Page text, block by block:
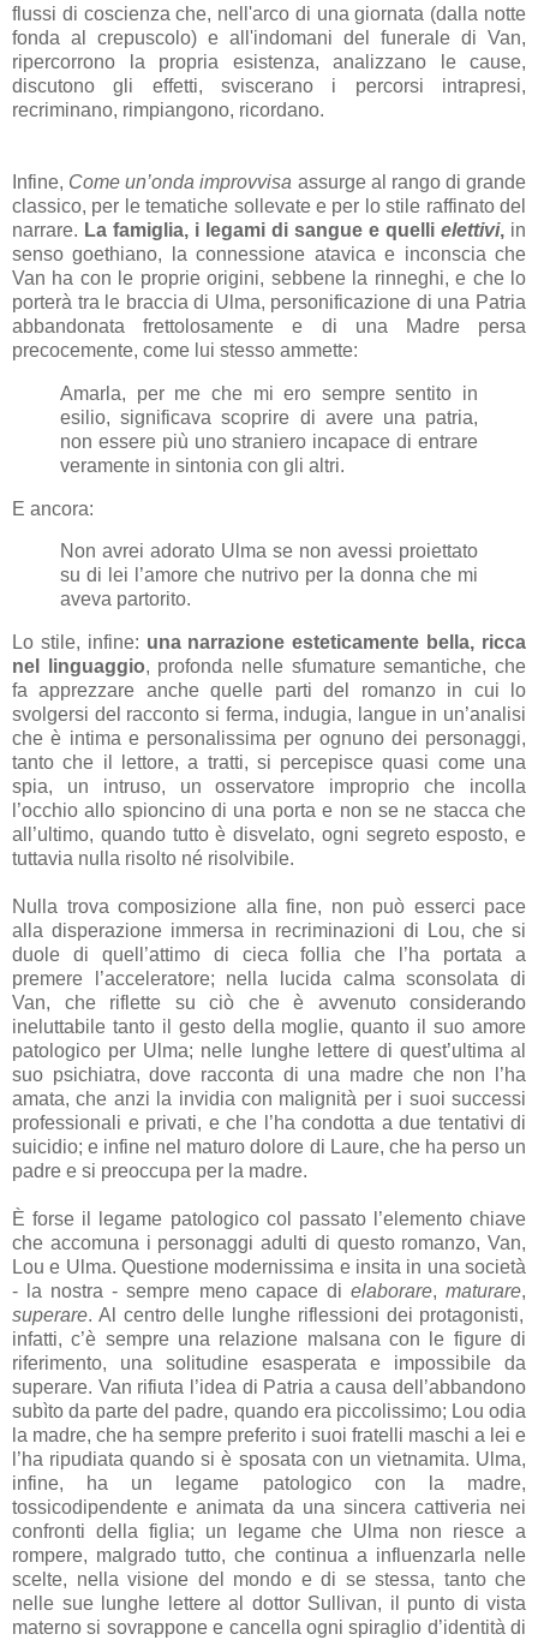
flussi di coscienza che, nell'arco di una giornata (dalla notte
fonda al crepuscolo) e all'indomani del funerale di Van,
ripercorrono la propria esistenza, analizzano le cause,
discutono gli effetti, sviscerano i percorsi intrapresi,
recriminano, rimpiangono, ricordano.
Infine, Come un’onda improvvisa assurge al rango di grande
classico, per le tematiche sollevate e per lo stile raffinato del
narrare. La famiglia, i legami di sangue e quelli elettivi, in
senso goethiano, la connessione atavica e inconscia che
Van ha con le proprie origini, sebbene la rinneghi, e che lo
porterà tra le braccia di Ulma, personificazione di una Patria
abbandonata frettolosamente e di una Madre persa
precocemente, come lui stesso ammette:
Amarla, per me che mi ero sempre sentito in
esilio, significava scoprire di avere una patria,
non essere più uno straniero incapace di entrare
veramente in sintonia con gli altri.
E ancora:
Non avrei adorato Ulma se non avessi proiettato
su di lei l’amore che nutrivo per la donna che mi
aveva partorito.
Lo stile, infine: una narrazione esteticamente bella, ricca
nel linguaggio, profonda nelle sfumature semantiche, che
fa apprezzare anche quelle parti del romanzo in cui lo
svolgersi del racconto si ferma, indugia, langue in un’analisi
che è intima e personalissima per ognuno dei personaggi,
tanto che il lettore, a tratti, si percepisce quasi come una
spia, un intruso, un osservatore improprio che incolla
l’occhio allo spioncino di una porta e non se ne stacca che
all’ultimo, quando tutto è disvelato, ogni segreto esposto, e
tuttavia nulla risolto né risolvibile.
Nulla trova composizione alla fine, non può esserci pace
alla disperazione immersa in recriminazioni di Lou, che si
duole di quell’attimo di cieca follia che l’ha portata a
premere l’acceleratore; nella lucida calma sconsolata di
Van, che riflette su ciò che è avvenuto considerando
ineluttabile tanto il gesto della moglie, quanto il suo amore
patologico per Ulma; nelle lunghe lettere di quest’ultima al
suo psichiatra, dove racconta di una madre che non l’ha
amata, che anzi la invidia con malignità per i suoi successi
professionali e privati, e che l’ha condotta a due tentativi di
suicidio; e infine nel maturo dolore di Laure, che ha perso un
padre e si preoccupa per la madre.
È forse il legame patologico col passato l’elemento chiave
che accomuna i personaggi adulti di questo romanzo, Van,
Lou e Ulma. Questione modernissima e insita in una società
- la nostra - sempre meno capace di elaborare, maturare,
superare. Al centro delle lunghe riflessioni dei protagonisti,
infatti, c’è sempre una relazione malsana con le figure di
riferimento, una solitudine esasperata e impossibile da
superare. Van rifiuta l’idea di Patria a causa dell’abbandono
subìto da parte del padre, quando era piccolissimo; Lou odia
la madre, che ha sempre preferito i suoi fratelli maschi a lei e
l’ha ripudiata quando si è sposata con un vietnamita. Ulma,
infine, ha un legame patologico con la madre,
tossicodipendente e animata da una sincera cattiveria nei
confronti della figlia; un legame che Ulma non riesce a
rompere, malgrado tutto, che continua a influenzarla nelle
scelte, nella visione del mondo e di se stessa, tanto che
nelle sue lunghe lettere al dottor Sullivan, il punto di vista
materno si sovrappone e cancella ogni spiraglio d’identità di